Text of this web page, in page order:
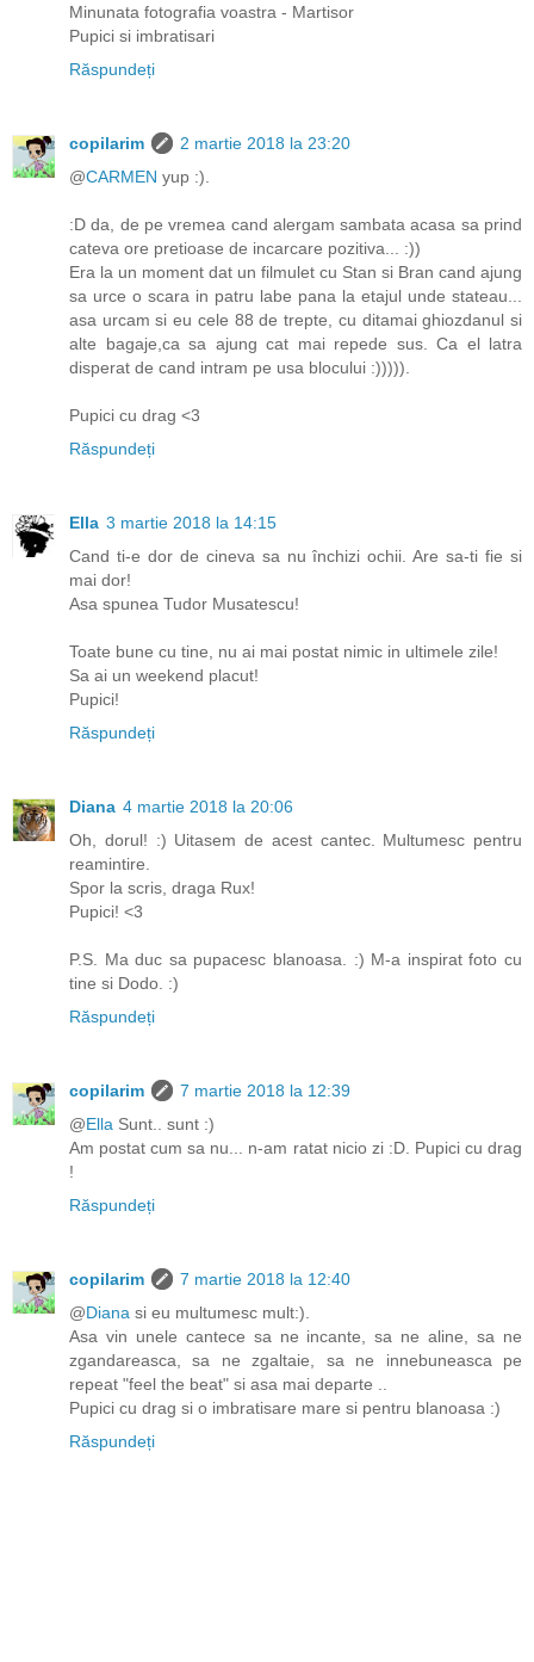
Minunata fotografia voastra - Martisor
Pupici si imbratisari
Răspundeți
copilarim
2 martie 2018 la 23:20
@CARMEN yup :).
:D da, de pe vremea cand alergam sambata acasa sa prind
cateva ore pretioase de incarcare pozitiva... :))
Era la un moment dat un filmulet cu Stan si Bran cand ajung
sa urce o scara in patru labe pana la etajul unde stateau...
asa urcam si eu cele 88 de trepte, cu ditamai ghiozdanul si
alte bagaje,ca sa ajung cat mai repede sus. Ca el latra
disperat de cand intram pe usa blocului :))))).
Pupici cu drag <3
Răspundeți
Ella 3 martie 2018 la 14:15
Cand ti-e dor de cineva sa nu închizi ochii. Are sa-ti fie si
mai dor!
Asa spunea Tudor Musatescu!
Toate bune cu tine, nu ai mai postat nimic in ultimele zile!
Sa ai un weekend placut!
Pupici!
Răspundeți
Diana 4 martie 2018 la 20:06
Oh, dorul! :) Uitasem de acest cantec. Multumesc pentru
reamintire.
Spor la scris, draga Rux!
Pupici! <3
P.S. Ma duc sa pupacesc blanoasa. :) M-a inspirat foto cu
tine si Dodo. :)
Răspundeți
copilarim
7 martie 2018 la 12:39
@Ella Sunt.. sunt :)
Am postat cum sa nu... n-am ratat nicio zi :D. Pupici cu drag
!
Răspundeți
copilarim
7 martie 2018 la 12:40
@Diana si eu multumesc mult:).
Asa vin unele cantece sa ne incante, sa ne aline, sa ne
zgandareasca, sa ne zgaltaie, sa ne innebuneasca pe
repeat "feel the beat" si asa mai departe ..
Pupici cu drag si o imbratisare mare si pentru blanoasa :)
Răspundeți